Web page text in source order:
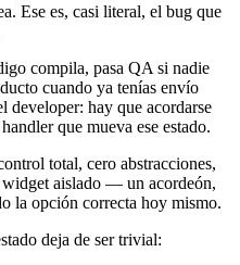
Ese es, casi literal, el bug que
compila, pasa QA si nadie
cuando ya tenías envío
developer: hay que acordarse
que mueva ese estado.
total, cero abstracciones,
widget aislado — un acordeón,
la opción correcta hoy mismo.
deja de ser trivial: